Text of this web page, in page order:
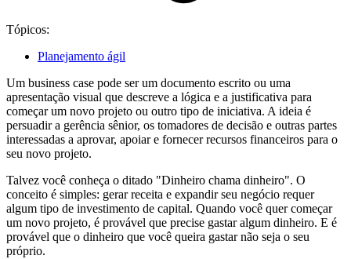
Tópicos:
Planejamento ágil
Um business case pode ser um documento escrito ou uma
apresentação visual que descreve a lógica e a justificativa para
começar um novo projeto ou outro tipo de iniciativa. A ideia é
persuadir a gerência sênior, os tomadores de decisão e outras partes
interessadas a aprovar, apoiar e fornecer recursos financeiros para o
seu novo projeto.
Talvez você conheça o ditado "Dinheiro chama dinheiro". O
conceito é simples: gerar receita e expandir seu negócio requer
algum tipo de investimento de capital. Quando você quer começar
um novo projeto, é provável que precise gastar algum dinheiro. E é
provável que o dinheiro que você queira gastar não seja o seu
próprio.